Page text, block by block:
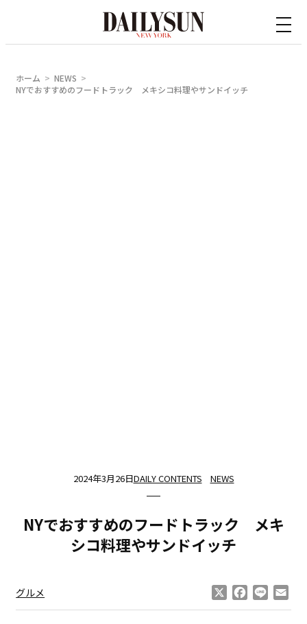
ホーム
NEWS
NYでおすすめのフードトラック メキシコ料理やサンドイッチ
2024年3月26日DAILY CONTENTS NEWS
NYでおすすめのフードトラック メキ
シコ料理やサンドイッチ
グルメ Facebook
Line